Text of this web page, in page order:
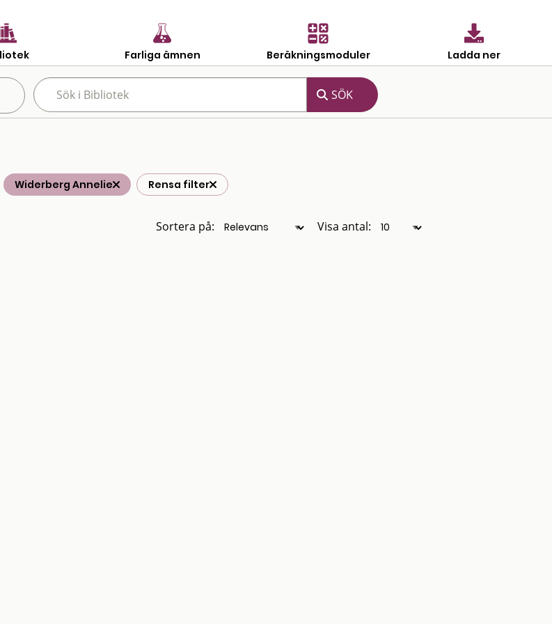
Farliga ämnen Beräkningsmoduler Ladda ner
Widerberg Annelie Rensa filter
Sortera på: Visa antal: